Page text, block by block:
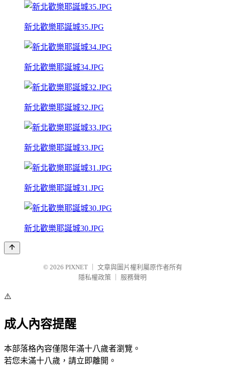
新北歡樂耶誕城35.JPG
新北歡樂耶誕城34.JPG
新北歡樂耶誕城32.JPG
新北歡樂耶誕城33.JPG
新北歡樂耶誕城31.JPG
新北歡樂耶誕城30.JPG
© 2026 PIXNET
文章與圖片權利屬原作者所有
隱私權政策
服務聲明
⚠️
成人內容提醒
本部落格內容僅限年滿十八歲者瀏覽。
若您未滿十八歲，請立即離開。